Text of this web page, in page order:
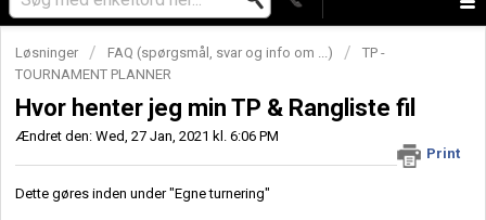
Løsninger FAQ (spørgsmål, svar og info om ...)
TP -
TOURNAMENT PLANNER
Hvor henter jeg min TP & Rangliste fil
Print
Ændret den: Wed, 27 Jan, 2021 kl. 6:06 PM
Dette gøres inden under "Egne turnering"